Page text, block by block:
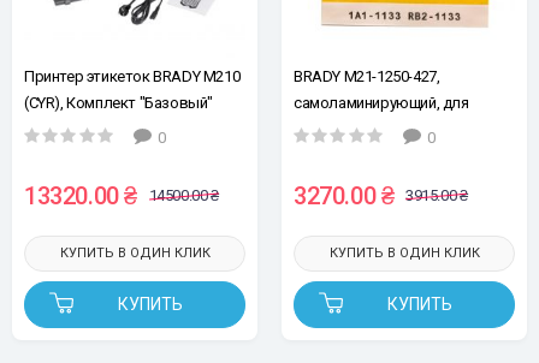
Принтер этикеток BRADY M210
(CYR), Комплект "Базовый"
0
13320.00 ₴ 14500.00 ₴
КУПИТЬ
КУПИТЬ В ОДИН КЛИК
BRADY M21-1250-427,
самоламинирующий, для
провода Ø3,2 - 5,7мм, черным
этикеток
0
3270.00 ₴ 3915.00 ₴
КУПИТЬ
КУПИТЬ В ОДИН КЛИК